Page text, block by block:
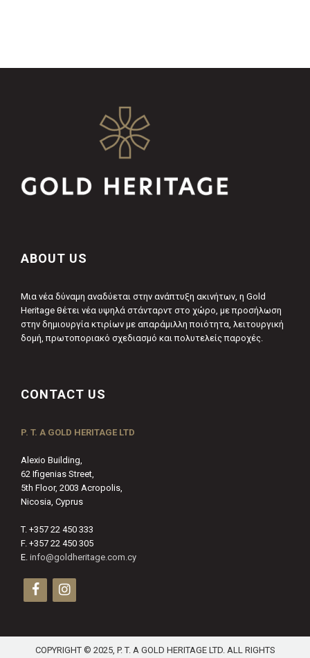
ABOUT US
Μια νέα δύναμη αναδύεται στην ανάπτυξη ακινήτων, η Gold
Heritage θέτει νέα υψηλά στάνταρντ στο χώρο, με προσήλωση
στην δημιουργία κτιρίων με απαράμιλλη ποιότητα, λειτουργική
δομή, πρωτοποριακό σχεδιασμό και πολυτελείς παροχές.
CONTACT US
P. T. A GOLD HERITAGE LTD
Alexio Building,
62 Ifigenias Street,
5th Floor, 2003 Acropolis,
Nicosia, Cyprus
T. +357 22 450 333
F. +357 22 450 305
E. info@goldheritage.com.cy
COPYRIGHT © 2025, P. T. A GOLD HERITAGE LTD. ALL RIGHTS